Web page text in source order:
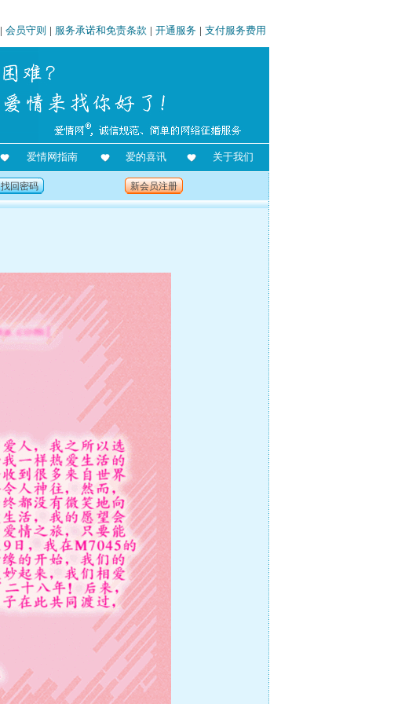
| 会员守则 | 服务承诺和免责条款 | 开通服务 | 支付服务费用
爱情网指南 爱的喜讯 关于我们
找回密码 新会员注册